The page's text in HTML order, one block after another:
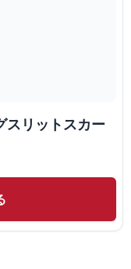
スリットスカー